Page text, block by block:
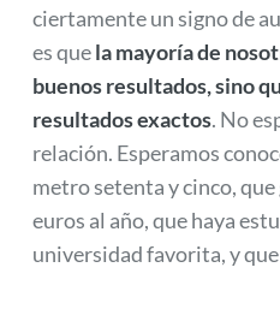
ciertamente un signo de
es quela mayoría de
buenos resultados, sino
resultados exactos. No
relación. Esperamos
metro setenta y cinco,
euros al año, que haya
universidad favorita, y